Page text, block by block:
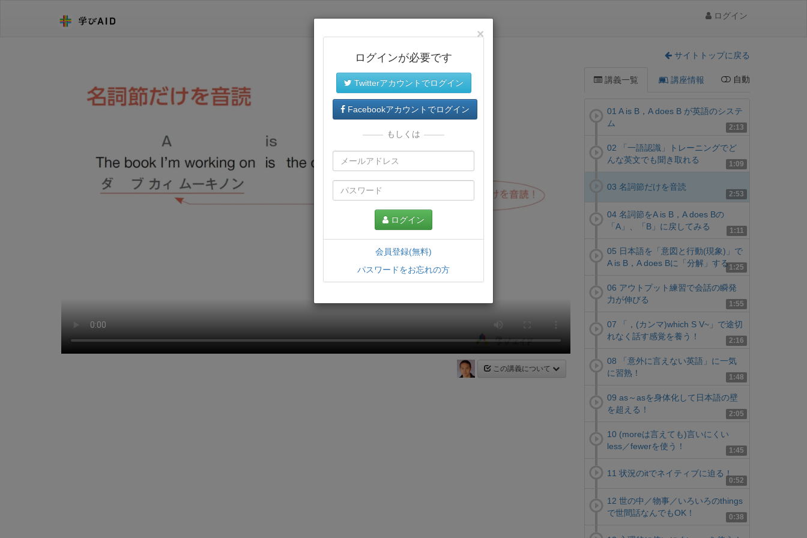
ログイン
サイトトップに戻る
この講義について
講義一覧 講座情報 自動
2:13
01 A is B，A does B が英語のシステ
ム
1:09
02 「一語認識」トレーニングでど
んな英文でも聞き取れる
2:53
03 名詞節だけを音読
1:11
04 名詞節をA is B，A does Bの
「A」、「B」に戻してみる
1:25
05 日本語を「意図と行動(現象)」で
A is B，A does Bに「分解」する
1:55
06 アウトプット練習で会話の瞬発
力が伸びる
2:16
07 「，(カンマ)which S V~」で途切
れなく話す感覚を養う！
1:48
08 「意外に言えない英語」に一気
に習熟！
2:05
09 as～asを身体化して日本語の壁
を超える！
1:45
10 (moreは言えても)言いにくい
less／fewerを使う！
0:52
11 状況のitでネイティブに迫る！
0:38
12 世の中／物事／いろいろのthings
で世間話なんでもOK！
×
ログインが必要です
Twitterアカウントでログイン
Facebookアカウントでログイン
もしくは
ログイン
会員登録(無料)
パスワードをお忘れの方